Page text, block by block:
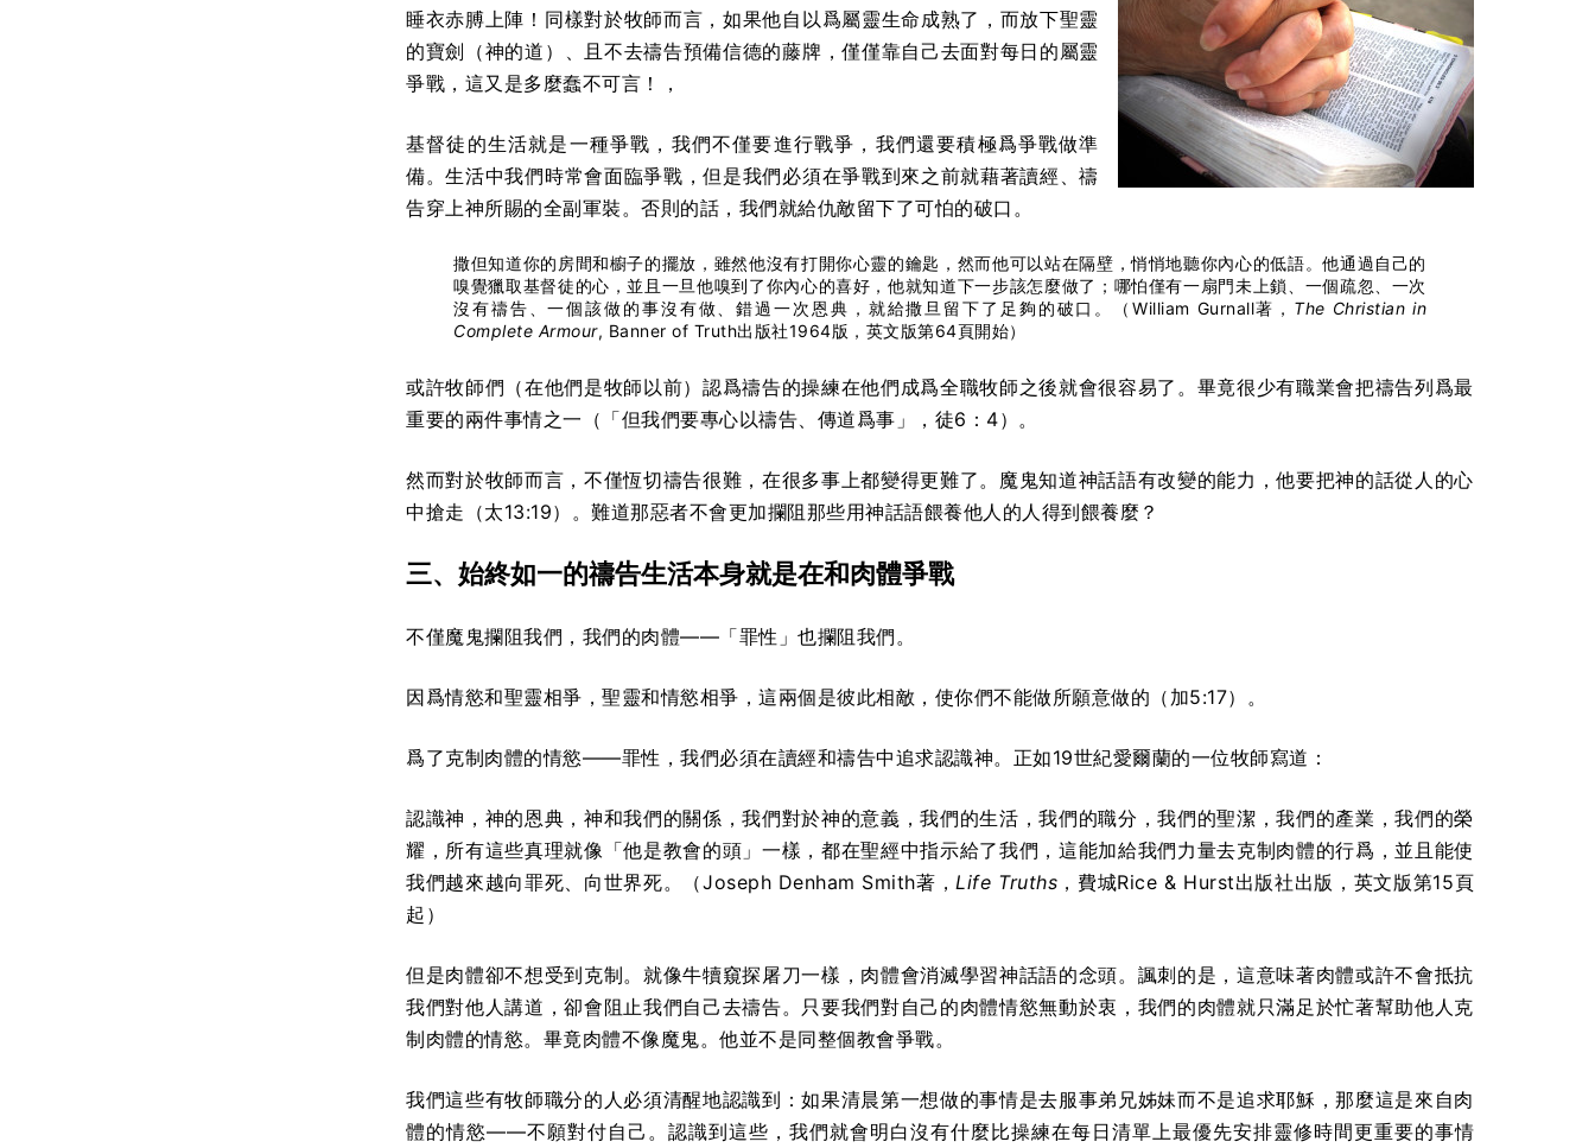
睡衣赤膊上陣！同樣對於牧師而言，如果他自以爲屬靈生命成熟了，而放下聖靈
的寶劍（神的道）、且不去禱告預備信德的藤牌，僅僅靠自己去面對每日的屬靈
爭戰，這又是多麼蠢不可言！，
基督徒的生活就是一種爭戰，我們不僅要進行戰爭，我們還要積極爲爭戰做準
備。生活中我們時常會面臨爭戰，但是我們必須在爭戰到來之前就藉著讀經、禱
告穿上神所賜的全副軍裝。否則的話，我們就給仇敵留下了可怕的破口。
撒但知道你的房間和櫥子的擺放，雖然他沒有打開你心靈的鑰匙，然而他可以站在隔壁，悄悄地聽你內心的低語。他通過自己的
嗅覺獵取基督徒的心，並且一旦他嗅到了你內心的喜好，他就知道下一步該怎麼做了；哪怕僅有一扇門未上鎖、一個疏忽、一次
沒有禱告、一個該做的事沒有做、錯過一次恩典，就給撒旦留下了足夠的破口。（William Gurnall著， The Christian in
Complete Armour, Banner of Truth出版社1964版，英文版第64頁開始）
或許牧師們（在他們是牧師以前）認爲禱告的操練在他們成爲全職牧師之後就會很容易了。畢竟很少有職業會把禱告列爲最
重要的兩件事情之一（「但我們要專心以禱告、傳道爲事」，徒6：4）。
然而對於牧師而言，不僅恆切禱告很難，在很多事上都變得更難了。魔鬼知道神話語有改變的能力，他要把神的話從人的心
中搶走（太13:19）。難道那惡者不會更加攔阻那些用神話語餵養他人的人得到餵養麼？
三、始終如一的禱告生活本身就是在和肉體爭戰
不僅魔鬼攔阻我們，我們的肉體——「罪性」也攔阻我們。
因爲情慾和聖靈相爭，聖靈和情慾相爭，這兩個是彼此相敵，使你們不能做所願意做的（加5:17）。
爲了克制肉體的情慾——罪性，我們必須在讀經和禱告中追求認識神。正如19世紀愛爾蘭的一位牧師寫道：
認識神，神的恩典，神和我們的關係，我們對於神的意義，我們的生活，我們的職分，我們的聖潔，我們的產業，我們的榮
耀，所有這些真理就像「他是教會的頭」一樣，都在聖經中指示給了我們，這能加給我們力量去克制肉體的行爲，並且能使
我們越來越向罪死、向世界死。（Joseph Denham Smith著，Life Truths ，費城Rice & Hurst出版社出版，英文版第15頁
起）
但是肉體卻不想受到克制。就像牛犢窺探屠刀一樣，肉體會消滅學習神話語的念頭。諷刺的是，這意味著肉體或許不會抵抗
我們對他人講道，卻會阻止我們自己去禱告。只要我們對自己的肉體情慾無動於衷，我們的肉體就只滿足於忙著幫助他人克
制肉體的情慾。畢竟肉體不像魔鬼。他並不是同整個教會爭戰。
我們這些有牧師職分的人必須清醒地認識到：如果清晨第一想做的事情是去服事弟兄姊妹而不是追求耶穌，那麼這是來自肉
體的情慾——不願對付自己。認識到這些，我們就會明白沒有什麼比操練在每日清單上最優先安排靈修時間更重要的事情